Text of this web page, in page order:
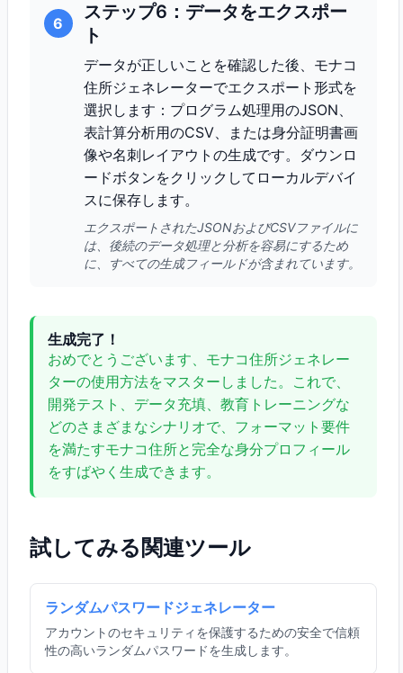
6
ステップ6：データをエクスポー
ト
データが正しいことを確認した後、モナコ
住所ジェネレーターでエクスポート形式を
選択します：プログラム処理用のJSON、
表計算分析用のCSV、または身分証明書画
像や名刺レイアウトの生成です。ダウンロ
ードボタンをクリックしてローカルデバイ
スに保存します。
エクスポートされたJSONおよびCSVファイルに
は、後続のデータ処理と分析を容易にするため
に、すべての生成フィールドが含まれています。
生成完了！
おめでとうございます、モナコ住所ジェネレー
ターの使用方法をマスターしました。これで、
開発テスト、データ充填、教育トレーニングな
どのさまざまなシナリオで、フォーマット要件
を満たすモナコ住所と完全な身分プロフィール
をすばやく生成できます。
試してみる関連ツール
ランダムパスワードジェネレーター
アカウントのセキュリティを保護するための安全で信頼
性の高いランダムパスワードを生成します。